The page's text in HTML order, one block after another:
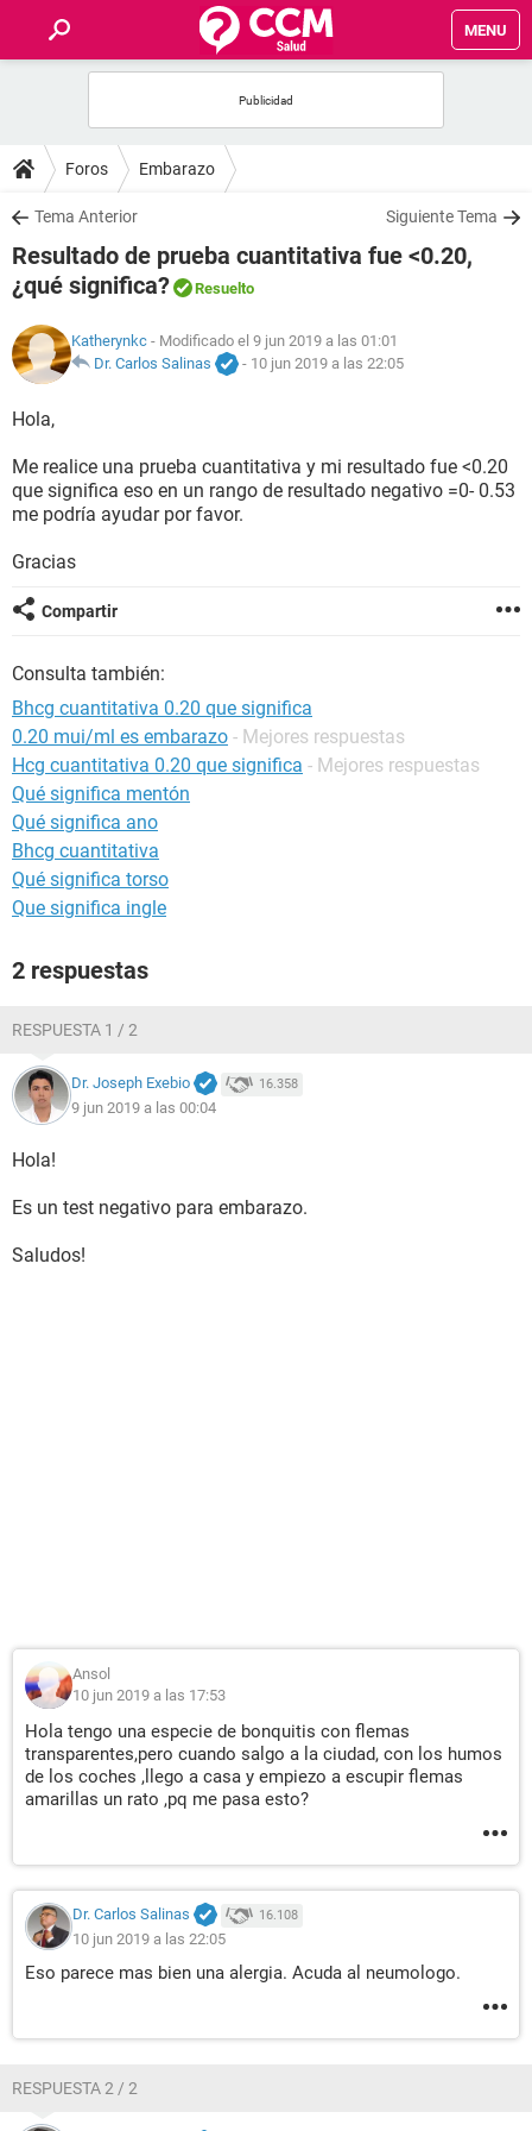
MENU
FOROS
SALUD
FAMILIA
NUTRICIÓN
SEXUALIDAD
GLOSARIO
Foros Embarazo
Tema Anterior Siguiente Tema
Resultado de prueba cuantitativa fue <0.20,
¿qué significa?
Resuelto
Katherynkc - Modificado el 9 jun 2019 a las 01:01
Dr. Carlos Salinas
- 10 jun 2019 a las 22:05
Hola,
Me realice una prueba cuantitativa y mi resultado fue <0.20
que significa eso en un rango de resultado negativo =0- 0.53
me podría ayudar por favor.
Gracias
Compartir
Consulta también:
Bhcg cuantitativa 0.20 que significa
0.20 mui/ml es embarazo - Mejores respuestas
Hcg cuantitativa 0.20 que significa - Mejores respuestas
Qué significa mentón
Qué significa ano
Bhcg cuantitativa
Qué significa torso
Que significa ingle
2 respuestas
RESPUESTA 1 / 2
Dr. Joseph Exebio 16.358
9 jun 2019 a las 00:04
Hola!
Es un test negativo para embarazo.
Saludos!
Ansol
10 jun 2019 a las 17:53
Hola tengo una especie de bonquitis con flemas
transparentes,pero cuando salgo a la ciudad, con los humos
de los coches ,llego a casa y empiezo a escupir flemas
amarillas un rato ,pq me pasa esto?
Dr. Carlos Salinas 16.108
10 jun 2019 a las 22:05
Eso parece mas bien una alergia. Acuda al neumologo.
RESPUESTA 2 / 2